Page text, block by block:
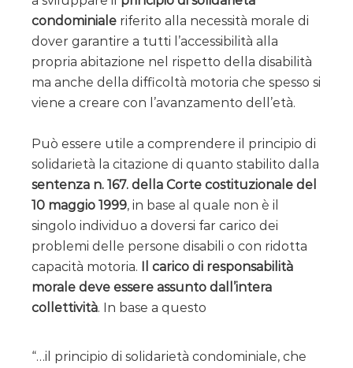
condominiale riferito alla necessità morale di
dover garantire a tutti l’accessibilità alla
propria abitazione nel rispetto della disabilità
ma anche della difficoltà motoria che spesso si
viene a creare con l’avanzamento dell’età.
Può essere utile a comprendere il principio di
solidarietà la citazione di quanto stabilito dalla
sentenza n. 167. della Corte costituzionale del
10 maggio 1999, in base al quale non è il
singolo individuo a doversi far carico dei
problemi delle persone disabili o con ridotta
capacità motoria. Il carico di responsabilità
morale deve essere assunto dall’intera
collettività. In base a questo
“…il principio di solidarietà condominiale, che